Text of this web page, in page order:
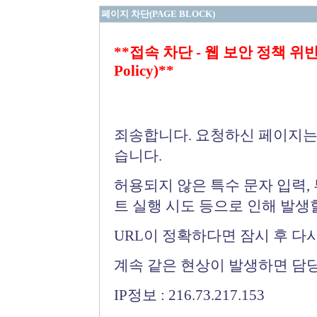
페이지 차단(PAGE BLOCK)
**접속 차단 - 웹 보안 정책 위
Policy)**
죄송합니다. 요청하신 페이지
습니다.
허용되지 않은 특수 문자 입력
트 실행 시도 등으로 인해 발생
URL이 정확하다면 잠시 후 다
계속 같은 현상이 발생하면 담
IP정보 : 216.73.217.153